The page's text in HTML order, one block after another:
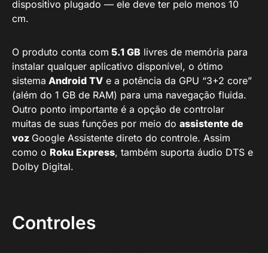
dispositivo plugado — ele deve ter pelo menos 10
cm.
O produto conta com 5.1 GB livres de memória para
instalar qualquer aplicativo disponível, o ótimo
sistema Android TV e a potência da GPU “3+2 core”
(além do 1 GB de RAM) para uma navegação fluida.
Outro ponto importante é a opção de controlar
muitas de suas funções por meio do assistente de
voz Google Assistente direto do controle. Assim
como o Roku Express, também suporta áudio DTS e
Dolby Digital.
Controles